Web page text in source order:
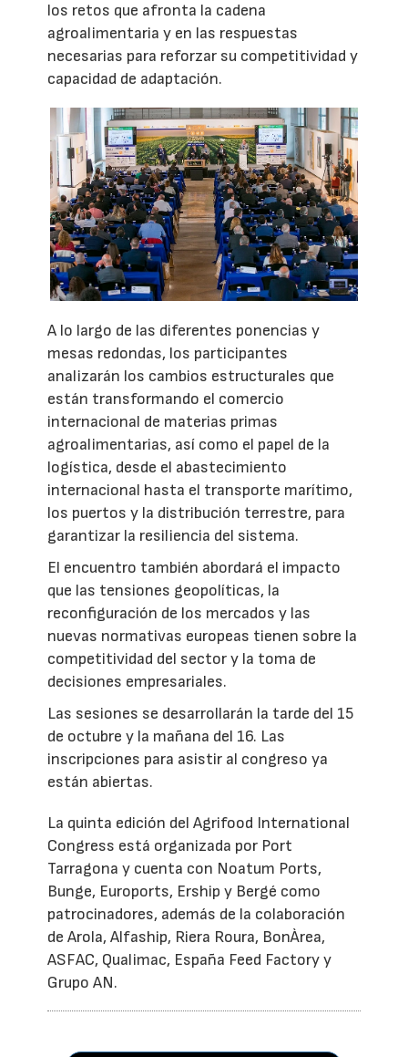
los retos que afronta la cadena
agroalimentaria y en las respuestas
necesarias para reforzar su competitividad y
capacidad de adaptación.
A lo largo de las diferentes ponencias y
mesas redondas, los participantes
analizarán los cambios estructurales que
están transformando el comercio
internacional de materias primas
agroalimentarias, así como el papel de la
logística, desde el abastecimiento
internacional hasta el transporte marítimo,
los puertos y la distribución terrestre, para
garantizar la resiliencia del sistema.
El encuentro también abordará el impacto
que las tensiones geopolíticas, la
reconfiguración de los mercados y las
nuevas normativas europeas tienen sobre la
competitividad del sector y la toma de
decisiones empresariales.
Las sesiones se desarrollarán la tarde del 15
de octubre y la mañana del 16. Las
inscripciones para asistir al congreso ya
están abiertas.
La quinta edición del Agrifood International
Congress está organizada por Port
Tarragona y cuenta con Noatum Ports,
Bunge, Euroports, Ership y Bergé como
patrocinadores, además de la colaboración
de Arola, Alfaship, Riera Roura, BonÀrea,
ASFAC, Qualimac, España Feed Factory y
Grupo AN.